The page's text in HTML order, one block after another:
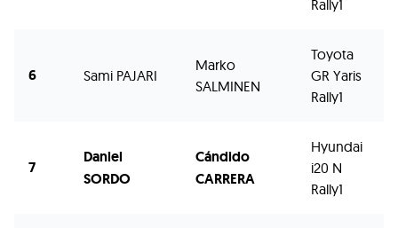
Rally1
6 Sami PAJARI
Marko
SALMINEN
Toyota
GR Yaris
Rally1
7
Daniel
SORDO
Cándido
CARRERA
Hyundai
i20 N
Rally1